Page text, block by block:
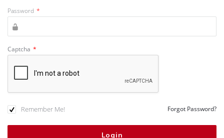
Password *
Captcha *
Remember Me! Forgot Password?